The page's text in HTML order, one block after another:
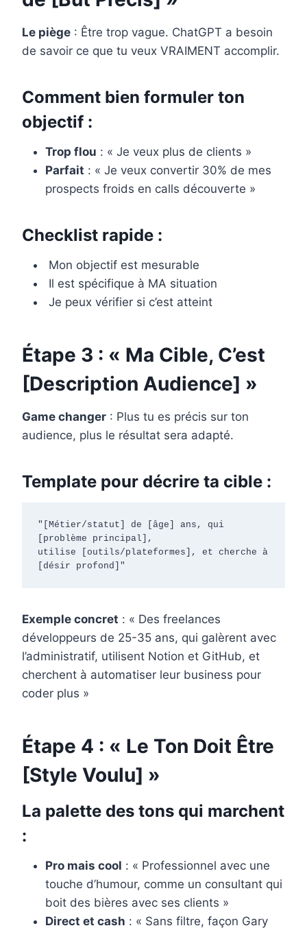
Le piège : Être trop vague. ChatGPT a besoin
de savoir ce que tu veux VRAIMENT accomplir.
Comment bien formuler ton
objectif :
Trop flou : « Je veux plus de clients »
Parfait : « Je veux convertir 30% de mes
prospects froids en calls découverte »
Checklist rapide :
Mon objectif est mesurable
Il est spécifique à MA situation
Je peux vérifier si c’est atteint
Étape 3 : « Ma Cible, C’est
[Description Audience] »
Game changer : Plus tu es précis sur ton
audience, plus le résultat sera adapté.
Template pour décrire ta cible :
"[Métier/statut] de [âge] ans, qui
[problème principal],
utilise [outils/plateformes], et cherche à
[désir profond]"
Exemple concret : « Des freelances
développeurs de 25-35 ans, qui galèrent avec
l’administratif, utilisent Notion et GitHub, et
cherchent à automatiser leur business pour
coder plus »
Étape 4 : « Le Ton Doit Être
[Style Voulu] »
La palette des tons qui marchent
:
Pro mais cool : « Professionnel avec une
touche d’humour, comme un consultant qui
boit des bières avec ses clients »
Direct et cash : « Sans filtre, façon Gary